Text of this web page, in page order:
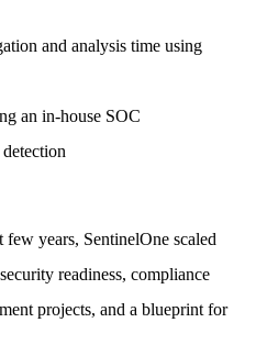
and analysis time using
an in-house SOC
years, SentinelOne scaled
readiness, compliance
projects, and a blueprint for